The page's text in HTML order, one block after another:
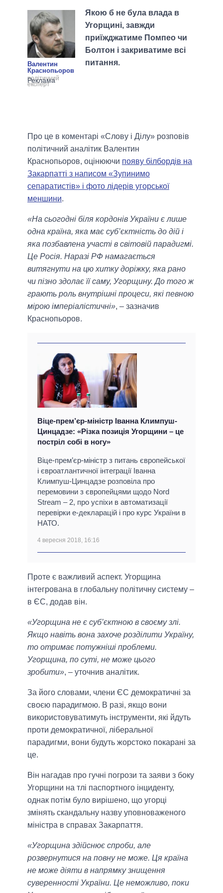
Валентин
Краснопьоров
політичний
експерт
Якою б не була влада в
Угорщині, завжди
приїжджатиме Помпео чи
Болтон і закриватиме всі
питання.
Про це в коментарі «Слову і Ділу» розповів
політичний аналітик Валентин
Краснопьоров, оцінюючи появу білбордів на
Закарпатті з написом «Зупинимо
сепаратистів» і фото лідерів угорської
меншини.
«На сьогодні біля кордонів України є лише
одна країна, яка має суб’єктність до дій і
яка позбавлена участі в світовій парадигмі.
Це Росія. Наразі РФ намагається
витягнути на цю хитку доріжку, яка рано
чи пізно здолає її саму, Угорщину. До того ж
грають роль внутрішні процеси, які певною
мірою імперіалістичні», – зазначив
Краснопьоров.
Віце-прем’єр-міністр Іванна Климпуш-
Цинцадзе: «Різка позиція Угорщини – це
постріл собі в ногу»
Віце-прем’єр-міністр з питань європейської
і євроатлантичної інтеграції Іванна
Климпуш-Цинцадзе розповіла про
перемовини з європейцями щодо Nord
Stream – 2, про успіхи в автоматизації
перевірки е-декларацій і про курс України в
НАТО.
4 вересня 2018, 16:16
Проте є важливий аспект. Угорщина
інтегрована в глобальну політичну систему –
в ЄС, додав він.
«Угорщина не є суб’єктною в своєму злі.
Якщо навіть вона захоче розділити Україну,
то отримає потужніші проблеми.
Угорщина, по суті, не може цього
зробити», – уточнив аналітик.
За його словами, члени ЄС демократичні за
своєю парадигмою. В разі, якщо вони
використовуватимуть інструменти, які йдуть
проти демократичної, ліберальної
парадигми, вони будуть жорстоко покарані за
це.
Він нагадав про гучні погрози та заяви з боку
Угорщини на тлі паспортного інциденту,
однак потім було вирішено, що угорці
змінять скандальну назву уповноваженого
міністра в справах Закарпаття.
«Угорщина здійснює спроби, але
розвернутися на повну не може. Ця країна
не може діяти в напрямку знищення
суверенності України. Це неможливо, поки